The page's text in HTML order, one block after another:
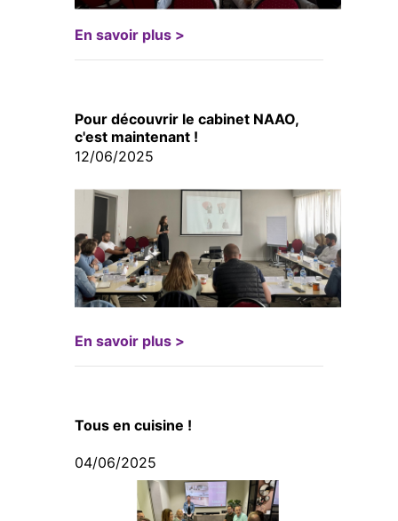
En savoir plus >
Pour découvrir le cabinet NAAO,
c'est maintenant !
12/06/2025
En savoir plus >
Tous en cuisine !
04/06/2025